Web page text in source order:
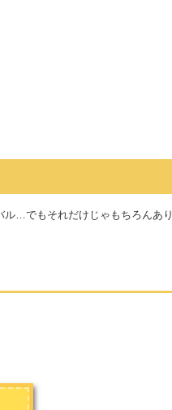
ル…でもそれだけじゃもちろんあり